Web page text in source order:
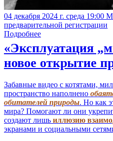
04 декабря 2024 г. среда 19:00
предварительной регистрации
Подробнее
«Эксплуатация
новое открытие
Забавные видео с котятами,
пространство наполнено
обитателей природы. Но как
мира? Помогают ли они
создают лишь иллюзию
экранами и социальными